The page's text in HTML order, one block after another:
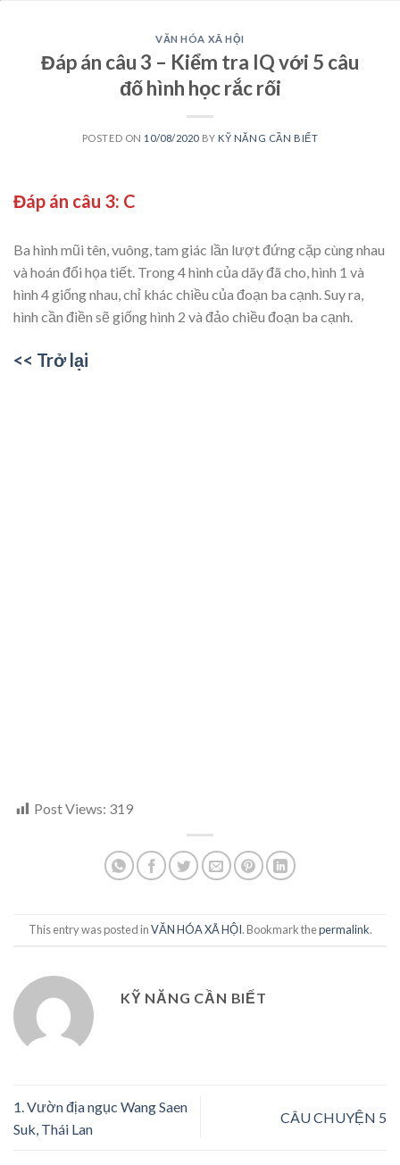
VĂN HÓA XÃ HỘI
Đáp án câu 3 – Kiểm tra IQ với 5 câu
đố hình học rắc rối
POSTED ON 10/08/2020 BY KỸ NĂNG CẦN BIẾT
Đáp án câu 3: C
Ba hình mũi tên, vuông, tam giác lần lượt đứng cặp cùng nhau
và hoán đổi họa tiết. Trong 4 hình của dãy đã cho, hình 1 và
hình 4 giống nhau, chỉ khác chiều của đoạn ba cạnh. Suy ra,
hình cần điền sẽ giống hình 2 và đảo chiều đoạn ba cạnh.
<< Trở lại
Post Views: 319
This entry was posted inVĂN HÓA XÃ HỘI. Bookmark thepermalink.
KỸ NĂNG CẦN BIẾT
1. Vườn địa ngục Wang Saen
Suk, Thái Lan
CÂU CHUYỆN 5